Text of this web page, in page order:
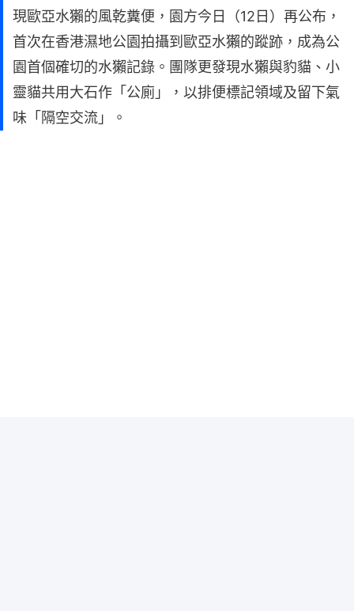
現歐亞水獺的風乾糞便，園方今日（12日）再公布，
首次在香港濕地公園拍攝到歐亞水獺的蹤跡，成為公
園首個確切的水獺記錄。團隊更發現水獺與豹貓、小
靈貓共用大石作「公廁」，以排便標記領域及留下氣
味「隔空交流」。